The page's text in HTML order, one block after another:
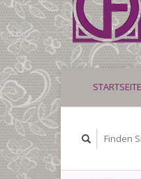
STARTSEITE